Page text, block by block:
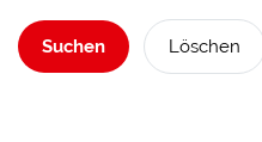
Suchen Löschen